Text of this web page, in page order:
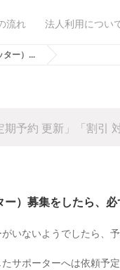
流れ 法人利用につい
ター）...
）募集をしたら、
いないようでしたら、
サポーターへは依頼予